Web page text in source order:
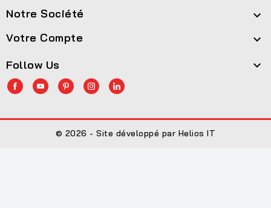
Notre Société 
Votre Compte 
Follow Us 
© 2026 - Site développé par Helios IT